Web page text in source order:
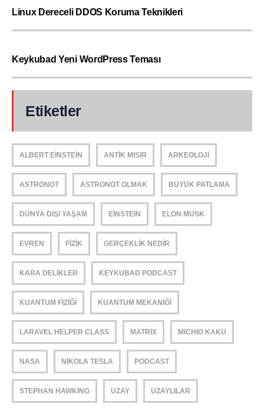
Linux Dereceli DDOS Koruma Teknikleri
Keykubad Yeni WordPress Teması
Etiketler
ALBERT EINSTEIN ANTIK MISIR ARKEOLOJI
ASTRONOT ASTRONOT OLMAK BÜYÜK PATLAMA
DÜNYA DIŞI YAŞAM EINSTEIN ELON MUSK
EVREN FIZIK GERÇEKLIK NEDIR
KARA DELIKLER KEYKUBAD PODCAST
KUANTUM FIZIĞI KUANTUM MEKANIĞI
LARAVEL HELPER CLASS MATRIX MICHIO KAKU
NASA NIKOLA TESLA PODCAST
STEPHAN HAWKING UZAY UZAYLILAR